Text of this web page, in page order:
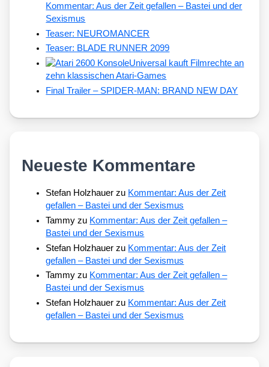
Kommentar: Aus der Zeit gefallen – Bastei und der
Sexismus
Teaser: NEUROMANCER
Teaser: BLADE RUNNER 2099
Universal kauft Filmrechte an
zehn klassischen Atari-Games
Final Trailer – SPIDER-MAN: BRAND NEW DAY
Neueste Kommentare
Stefan Holzhauer zu Kommentar: Aus der Zeit
gefallen – Bastei und der Sexismus
Tammy zu Kommentar: Aus der Zeit gefallen –
Bastei und der Sexismus
Stefan Holzhauer zu Kommentar: Aus der Zeit
gefallen – Bastei und der Sexismus
Tammy zu Kommentar: Aus der Zeit gefallen –
Bastei und der Sexismus
Stefan Holzhauer zu Kommentar: Aus der Zeit
gefallen – Bastei und der Sexismus